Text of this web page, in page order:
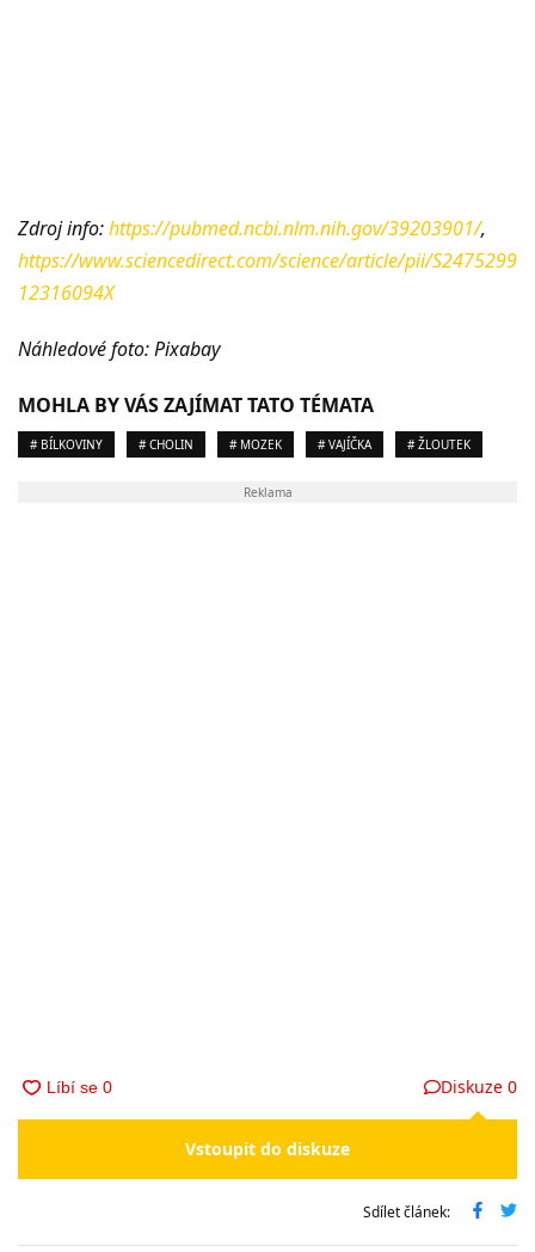
Zdroj info:https://pubmed.ncbi.nlm.nih.gov/39203901/,
https://www.sciencedirect.com/science/article/pii/S2475299
12316094X
Náhledové foto: Pixabay
MOHLA BY VÁS ZAJÍMAT TATO TÉMATA
# BÍLKOVINY # CHOLIN # MOZEK # VAJÍČKA # ŽLOUTEK
Reklama
Diskuze 0
Vstoupit do diskuze
Sdílet článek: